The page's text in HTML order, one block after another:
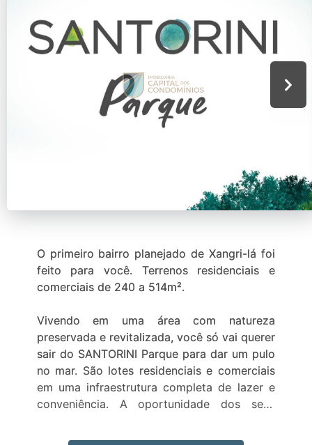
O primeiro bairro planejado de Xangri-lá foi
feito para você. Terrenos residenciais e
comerciais de 240 a 514m².
Vivendo em uma área com natureza
preservada e revitalizada, você só vai querer
sair do SANTORINI Parque para dar um pulo
no mar. São lotes residenciais e comerciais
em uma infraestrutura completa de lazer e
conveniência. A oportunidade dos seus
você sempre quis.